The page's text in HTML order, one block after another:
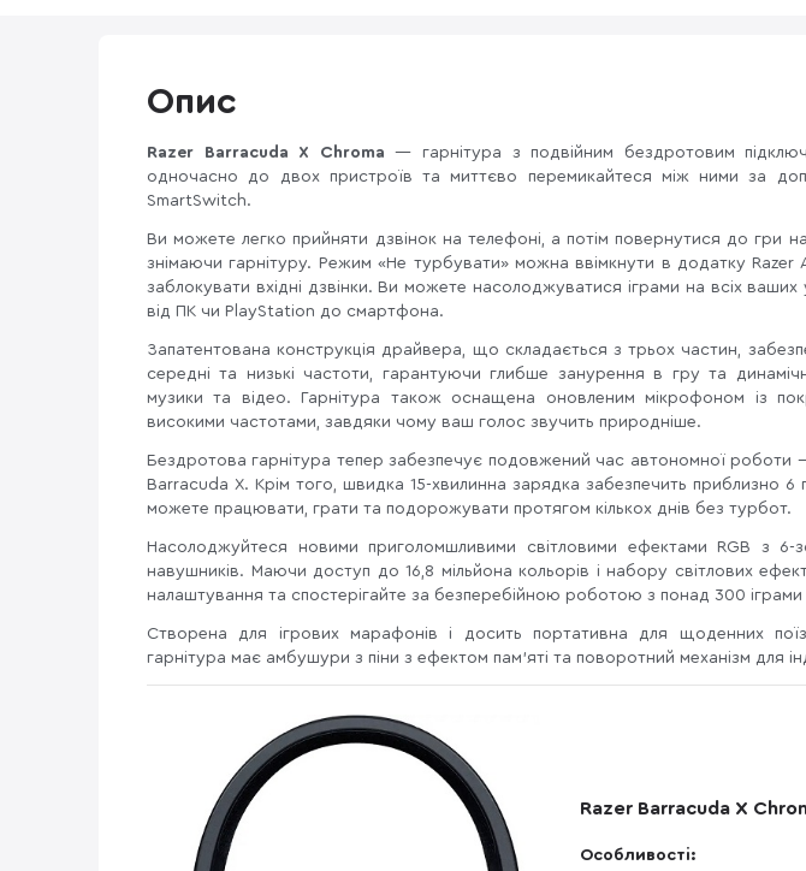
Опис
Razer Barracuda X Chroma — гарнітура з подвійним бездротовим
одночасно до двох пристроїв та миттєво перемикайтеся між ними за
SmartSwitch.
Ви можете легко прийняти дзвінок на телефоні, а потім повернутися до гри
знімаючи гарнітуру. Режим «Не турбувати» можна ввімкнути в додатку
заблокувати вхідні дзвінки. Ви можете насолоджуватися іграми на всіх
від ПК чи PlayStation до смартфона.
Запатентована конструкція драйвера, що складається з трьох частин,
середні та низькі частоти, гарантуючи глибше занурення в гру та
музики та відео. Гарнітура також оснащена оновленим мікрофоном із
високими частотами, завдяки чому ваш голос звучить природніше.
Бездротова гарнітура тепер забезпечує подовжений час автономної роботи
Barracuda X. Крім того, швидка 15-хвилинна зарядка забезпечить приблизно 6
можете працювати, грати та подорожувати протягом кількох днів без турбот.
Насолоджуйтеся новими приголомшливими світловими ефектами RGB з 6-
навушників. Маючи доступ до 16,8 мільйона кольорів і набору світлових
налаштування та спостерігайте за безперебійною роботою з понад 300 іграми
Створена для ігрових марафонів і досить портативна для щоденних
гарнітура має амбушури з піни з ефектом пам’яті та поворотний механізм для
Razer Barracuda X
Особливості: